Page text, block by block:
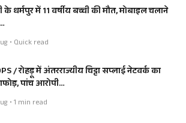
के धर्मपुर में 11 वर्षीय बच्ची की मौत, मोबाइल चलाने
• Quick read
/ रोहड़ू में अंतरराज्यीय चिट्टा सप्लाई नेटवर्क का
पांच आरोपी…
• 1 min read